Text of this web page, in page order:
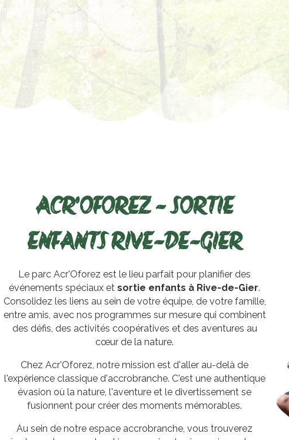
gameoforez.fr/" link_option_url_new_window="on"
dsm_card_carousel_child][/dsm_card_carousel]
ACR'OFOREZ - SORTIE
ENFANTS RIVE-DE-GIER
Le parc Acr'Oforez est le lieu parfait pour planifier des
événements spéciaux etsortie enfants à Rive-de-Gier.
Consolidez les liens au sein de votre équipe, de votre famille,
entre amis, avec nos programmes sur mesure qui combinent
des défis, des activités coopératives et des aventures au
cœur de la nature.
Chez Acr'Oforez, notre mission est d'aller au-delà de
l'expérience classique d'accrobranche. C'est une authentique
évasion où la nature, l'aventure et le divertissement se
fusionnent pour créer des moments mémorables.
Au sein de notre espace accrobranche, vous trouverez